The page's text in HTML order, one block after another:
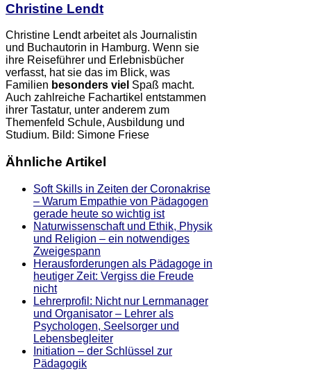
Christine Lendt
Christine Lendt arbeitet als Journalistin
und Buchautorin in Hamburg. Wenn sie
ihre Reiseführer und Erlebnisbücher
verfasst, hat sie das im Blick, was
Familien besonders viel Spaß macht.
Auch zahlreiche Fachartikel entstammen
ihrer Tastatur, unter anderem zum
Themenfeld Schule, Ausbildung und
Studium. Bild: Simone Friese
Ähnliche Artikel
Soft Skills in Zeiten der Coronakrise
– Warum Empathie von Pädagogen
gerade heute so wichtig ist
Naturwissenschaft und Ethik, Physik
und Religion – ein notwendiges
Zweigespann
Herausforderungen als Pädagoge in
heutiger Zeit: Vergiss die Freude
nicht
Lehrerprofil: Nicht nur Lernmanager
und Organisator – Lehrer als
Psychologen, Seelsorger und
Lebensbegleiter
Initiation – der Schlüssel zur
Pädagogik